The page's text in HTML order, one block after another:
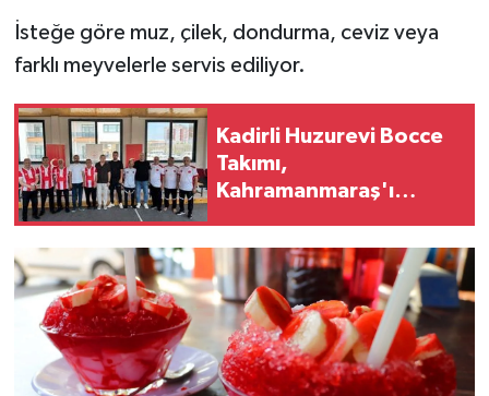
İsteğe göre muz, çilek, dondurma, ceviz veya
farklı meyvelerle servis ediliyor.
Kadirli Huzurevi Bocce
Takımı,
Kahramanmaraş'ı